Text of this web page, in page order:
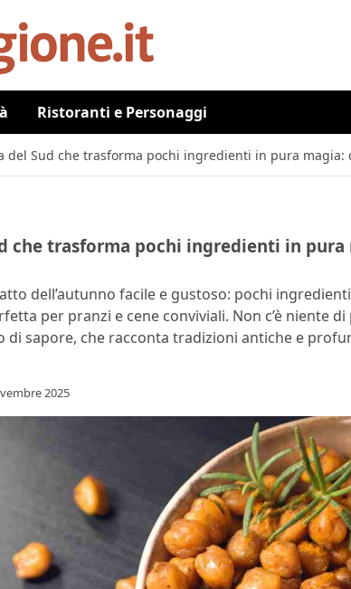
Ristoranti e Personaggi
del Sud che trasforma pochi ingredienti in pura magia:
che trasforma pochi ingredienti in pura
dell’autunno facile e gustoso: pochi
per pranzi e cene conviviali. Non c’è niente
di sapore, che racconta tradizioni antiche e
2025